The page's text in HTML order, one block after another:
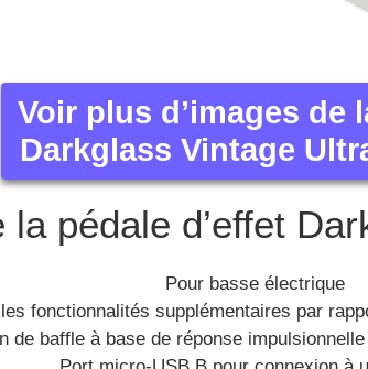
Voir plus d’images de
Darkglass Vintage
pédale d’effet
Pour basse électrique
fonctionnalités supplémentaires par
de baffle à base de réponse